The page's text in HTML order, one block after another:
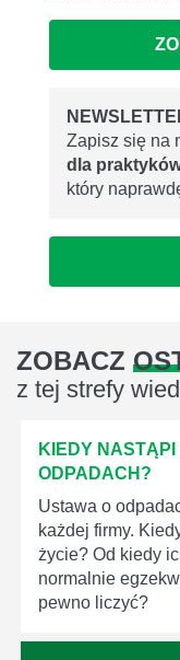
Zapisz się na
dla
który
ZOBACZ
z tej strefy
KIEDY
ODPADACH?
Ustawa o
każdej firmy.
życie? Od kiedy
normalnie
pewno liczyć?